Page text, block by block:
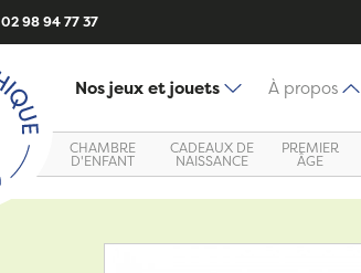
02 98 94 77 37
Nos jeux et jouets À propos
CHAMBRE
D'ENFANT
CADEAUX DE
NAISSANCE
PREMIER
ÂGE